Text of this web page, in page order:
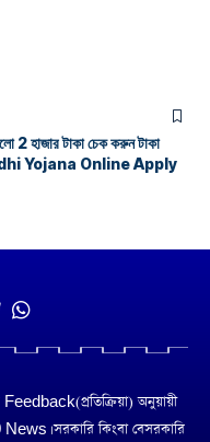
হাজার টাকা চেক করুন টাকা
Yojana Online Apply
Feedback(প্রতিক্রিয়া) অনুয়ায়ী
News। সরকারি কিংবা বেসরকারি